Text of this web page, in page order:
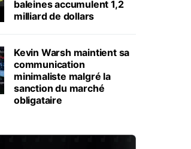
baleines accumulent 1,2
milliard de dollars
Kevin Warsh maintient sa
communication
minimaliste malgré la
sanction du marché
obligataire